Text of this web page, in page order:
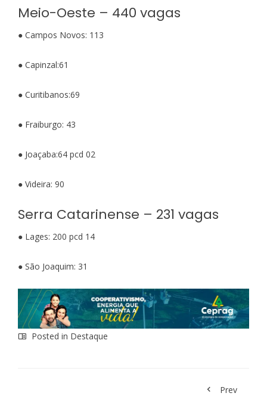
Meio-Oeste – 440 vagas
● Campos Novos: 113
● Capinzal:61
● Curitibanos:69
● Fraiburgo: 43
● Joaçaba:64 pcd 02
● Videira: 90
Serra Catarinense – 231 vagas
● Lages: 200 pcd 14
● São Joaquim: 31
Posted in Destaque
Prev